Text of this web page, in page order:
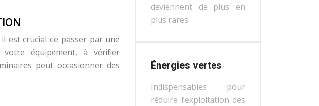
est crucial de passer par une
équipement, à vérifier
peut occasionner des
deviennent de plus en
plus rares.
Énergies vertes
Indispensables pour
réduire l’exploitation des